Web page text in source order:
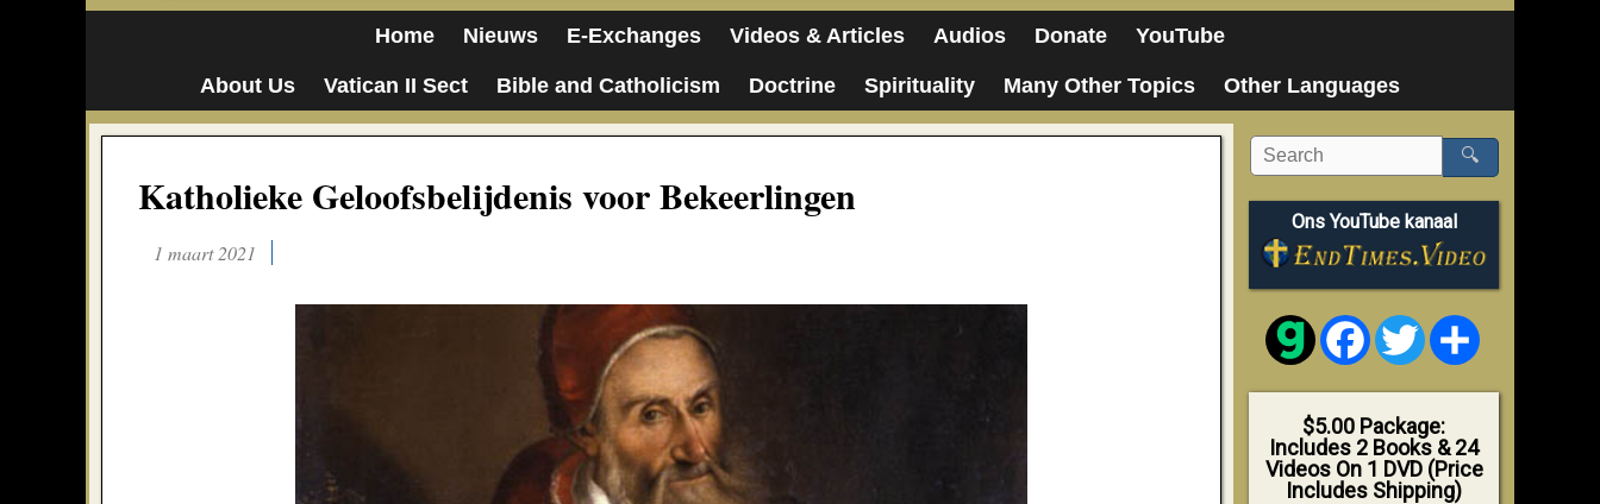
Home Nieuws E-Exchanges Videos & Articles Audios Donate YouTube
About Us Vatican II Sect Bible and Catholicism Doctrine Spirituality Many Other Topics Other Languages
Katholieke Geloofsbelijdenis voor Bekeerlingen
1 maart 2021
🔍
Ons YouTube kanaal
FacebookTwitter
$5.00 Package:
Includes 2 Books & 24
Videos On 1 DVD (Price
Includes Shipping)